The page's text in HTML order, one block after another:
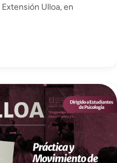
Ulloa, en